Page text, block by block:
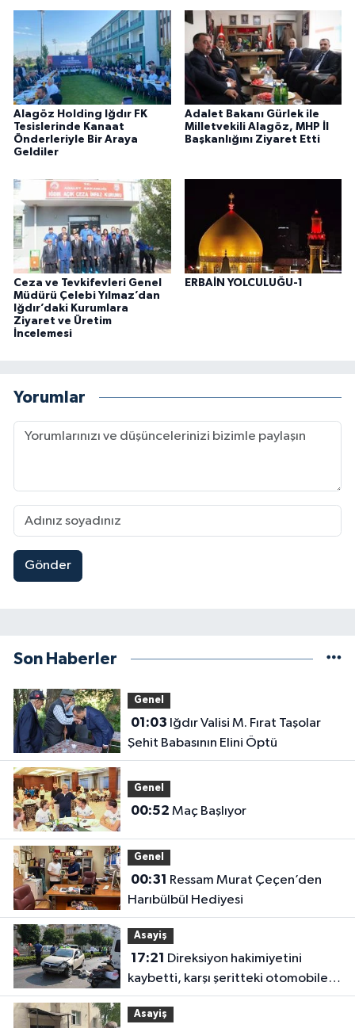
Alagöz Holding Iğdır FK
Tesislerinde Kanaat
Önderleriyle Bir Araya
Geldiler
Adalet Bakanı Gürlek ile
Milletvekili Alagöz, MHP İl
Başkanlığını Ziyaret Etti
Ceza ve Tevkifevleri Genel
Müdürü Çelebi Yılmaz’dan
Iğdır’daki Kurumlara
Ziyaret ve Üretim
İncelemesi
ERBAİN YOLCULUĞU-1
Yorumlar
Gönder
Son Haberler
Genel
01:03
Şehit Babasının Elini Öptü
Genel
00:52 Maç Başlıyor
Genel
00:31
Harıbülbül Hediyesi
Asayiş
17:21
kaybetti, karşı şeritteki otomobile
çarptı
Asayiş